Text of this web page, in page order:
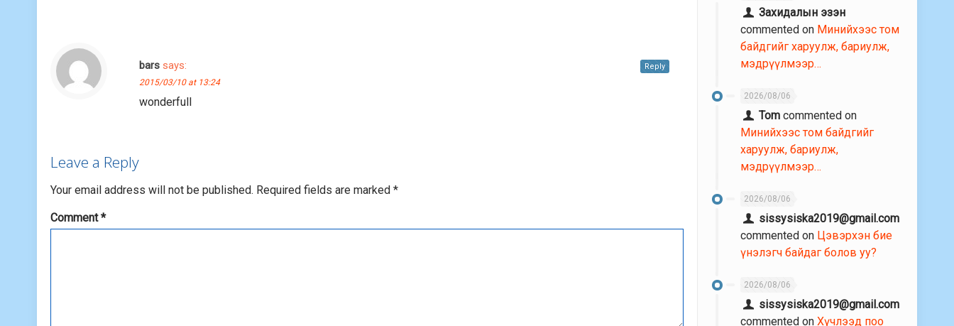
bars says:
2015/03/10 at 13:24
wonderfull
Reply
Leave a Reply
Your email address will not be published. Required fields are marked*
Comment*
Захидалын эзэн
commented on Минийхээс том
байдгийг харуулж, бариулж,
мэдрүүлмээр…
2026/08/06
Tom commented on
Минийхээс том байдгийг
харуулж, бариулж,
мэдрүүлмээр…
2026/08/06
sissysiska2019@gmail.com
commented on Цэвэрхэн бие
үнэлэгч байдаг болов уу?
2026/08/06
sissysiska2019@gmail.com
commented on Хүчлээд поо